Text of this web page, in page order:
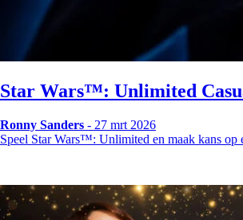
Star Wars™: Unlimited
Ronny Sanders - 27 mrt 2026
Speel Star Wars™: Unlimited en maak kans